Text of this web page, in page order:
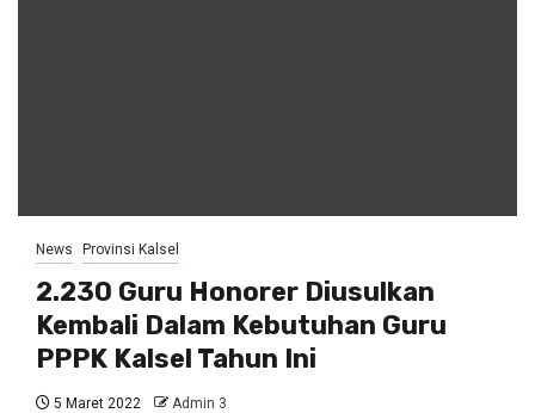
News Provinsi Kalsel
2.230 Guru Honorer Diusulkan
Kembali Dalam Kebutuhan Guru
PPPK Kalsel Tahun Ini
5 Maret 2022 Admin 3